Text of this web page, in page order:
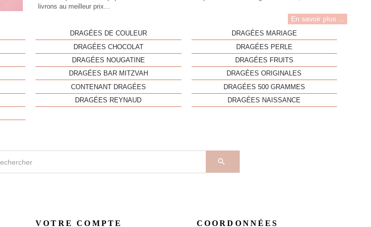
livrons au meilleur prix...
En savoir plus ...
DRAGÉES DE COULEUR
DRAGÉES MARIAGE
DRAGÉES CHOCOLAT
DRAGÉES PERLE
DRAGÉES NOUGATINE
DRAGÉES FRUITS
DRAGÉES BAR MITZVAH
DRAGÉES ORIGINALES
CONTENANT DRAGÉES
DRAGÉES 500 GRAMMES
DRAGÉES REYNAUD
DRAGÉES NAISSANCE

VOTRE COMPTE COORDONNÉES